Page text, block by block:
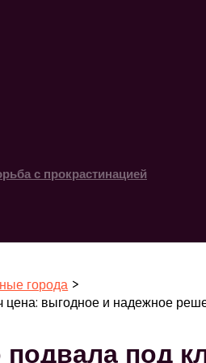
с прокрастинацией
города
цена: выгодное и надежное
под